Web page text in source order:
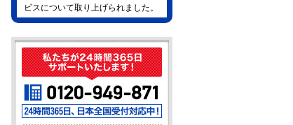
ビスについて取り上げられました。